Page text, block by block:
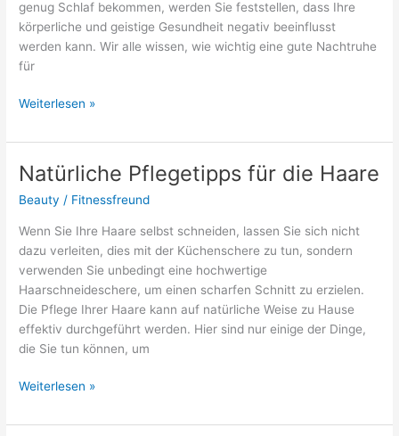
genug Schlaf bekommen, werden Sie feststellen, dass Ihre
körperliche und geistige Gesundheit negativ beeinflusst
werden kann. Wir alle wissen, wie wichtig eine gute Nachtruhe
für
Schlafkontinuität:
sollten
Sie
wissen
Weiterlesen »
Natürliche Pflegetipps für die Haare
Beauty / Fitnessfreund
Wenn Sie Ihre Haare selbst schneiden, lassen Sie sich nicht
dazu verleiten, dies mit der Küchenschere zu tun, sondern
verwenden Sie unbedingt eine hochwertige
Haarschneideschere, um einen scharfen Schnitt zu erzielen.
Die Pflege Ihrer Haare kann auf natürliche Weise zu Hause
effektiv durchgeführt werden. Hier sind nur einige der Dinge,
die Sie tun können, um
Natürliche
für
Weiterlesen »